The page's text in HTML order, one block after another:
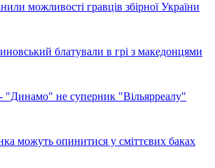
можливості гравців збірної України
блатували в грі з македонцями
"Динамо" не суперник "Вільярреалу"
можуть опинитися у сміттєвих баках